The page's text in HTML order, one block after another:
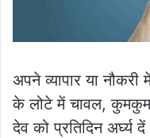
अपने व्यापार या
के लोटे में चावल,
देव को प्रतिदिन अर्घ्य